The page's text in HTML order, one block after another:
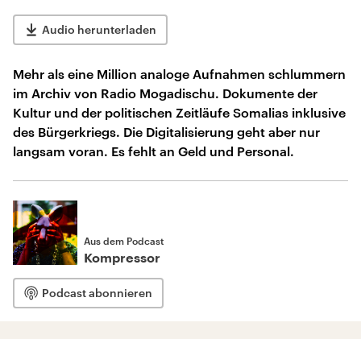
Audio herunterladen
Mehr als eine Million analoge Aufnahmen schlummern
im Archiv von Radio Mogadischu. Dokumente der
Kultur und der politischen Zeitläufe Somalias inklusive
des Bürgerkriegs. Die Digitalisierung geht aber nur
langsam voran. Es fehlt an Geld und Personal.
Aus dem Podcast
Kompressor
Podcast abonnieren